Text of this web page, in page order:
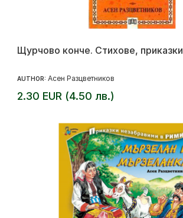
Щурчово конче. Стихове,
AUTHOR: Асен Разцветников
2.30 EUR (4.50 лв.)